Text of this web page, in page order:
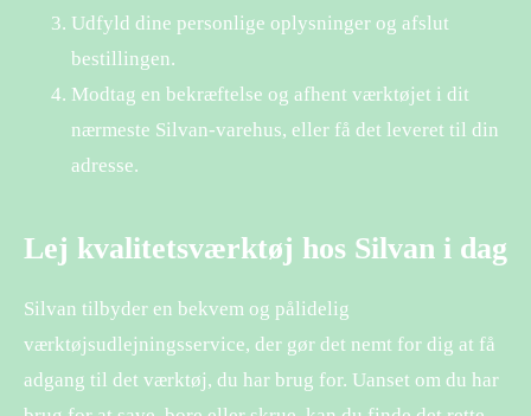
Udfyld dine personlige oplysninger og afslut
bestillingen.
Modtag en bekræftelse og afhent værktøjet i dit
nærmeste Silvan-varehus, eller få det leveret til din
adresse.
Lej kvalitetsværktøj hos Silvan i dag
Silvan tilbyder en bekvem og pålidelig
værktøjsudlejningsservice, der gør det nemt for dig at få
adgang til det værktøj, du har brug for. Uanset om du har